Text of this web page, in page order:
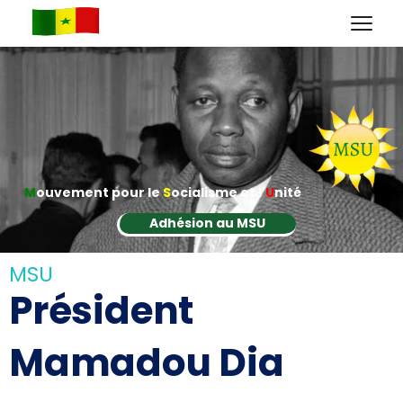
Mouvement pour leSocialisme et l'Unité
Adhésion au MSU
MSU
Président
Mamadou Dia